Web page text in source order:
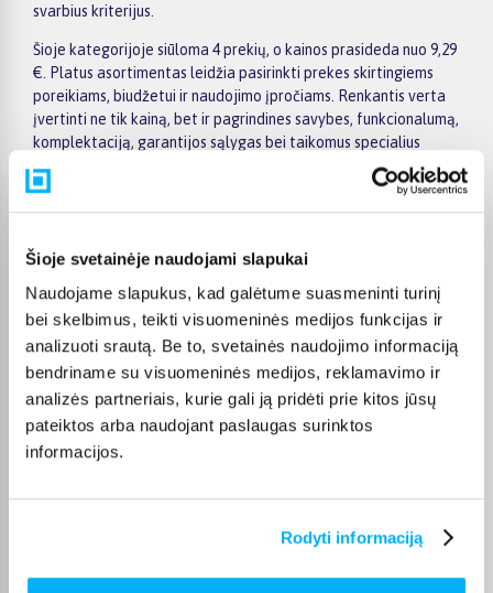
Šioje svetainėje naudojami slapukai
Naudojame slapukus, kad galėtume suasmeninti turinį
bei skelbimus, teikti visuomeninės medijos funkcijas ir
analizuoti srautą. Be to, svetainės naudojimo informaciją
bendriname su visuomeninės medijos, reklamavimo ir
analizės partneriais, kurie gali ją pridėti prie kitos jūsų
pateiktos arba naudojant paslaugas surinktos
informacijos.
Rodyti informaciją
svarbius kriterijus.
Šioje kategorijoje siūloma 4 prekių, o kainos prasideda nuo 9,29
€. Platus asortimentas leidžia pasirinkti prekes skirtingiems
poreikiams, biudžetui ir naudojimo įpročiams. Renkantis verta
įvertinti ne tik kainą, bet ir pagrindines savybes, funkcionalumą,
komplektaciją, garantijos sąlygas bei taikomus specialius
pasiūlymus.
Atsižvelkite į jums svarbiausius kriterijus, pristatymo
informaciją ir prekės aprašymą, kad galėtumėte priimti patogų
ir apgalvotą sprendimą.
Palyginkite DESENSIN prekes BIGBOX.LT ir išsirinkite
tinkamiausią variantą internetu.
Kokie DESENSIN Burnos ir dantų priežiūros
priemonės kategorijoje esantys produktai šiuo
metu populiariausi?